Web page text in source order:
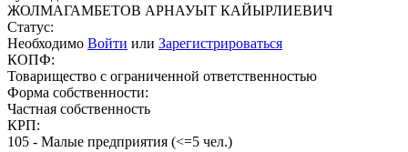
ЖОЛМАГАМБЕТОВ АРНАУЫТ КАЙЫРЛИЕВИЧ
Статус:
Необходимо Войти или Зарегистрироваться
КОПФ:
Товарищество с ограниченной ответственностью
Форма собственности:
Частная собственность
КРП:
105 - Малые предприятия (<=5 чел.)